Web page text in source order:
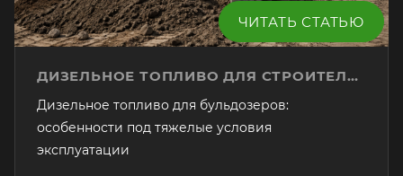
ЧИТАТЬ СТАТЬЮ
ДИЗЕЛЬНОЕ ТОПЛИВО ДЛЯ СТРОИТЕЛЬНОЙ ТЕХНИКИ
Дизельное топливо для бульдозеров:
особенности под тяжелые условия
эксплуатации